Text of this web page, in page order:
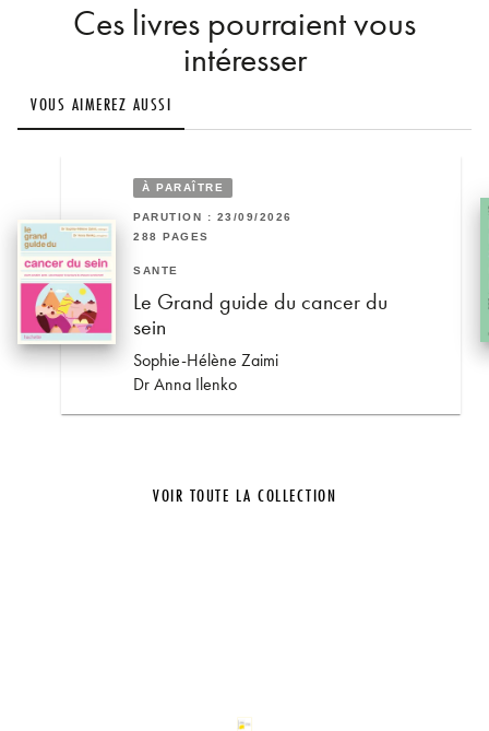
Ces livres pourraient vous
intéresser
VOUS AIMEREZ AUSSI
À PARAÎTRE
PARUTION : 23/09/2026
288 PAGES
SANTÉ
Le Grand guide du cancer du
sein
Sophie-Hélène Zaimi
Dr Anna Ilenko
VOIR TOUTE LA COLLECTION